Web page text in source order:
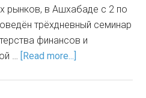
рынков, в Ашхабаде с 2 по
трёхдневный семинар
финансов и
… [Read more...]